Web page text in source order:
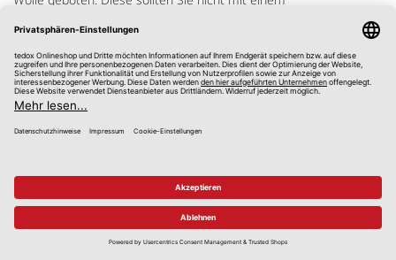
Hochflor-Teppich reinigen lassen
Hochflorteppiche sind in der Regel schwieriger zu reinigen als
in einer professionellen Reinigung reinigen zu lassen. Dort wird
alle Flecken aus dem Teppich entfernen können.
Allerdings wird die Imprägnierung bei der Behandlung entfernt,
wodurch der Teppich schneller wieder dreckig werden kann. Die